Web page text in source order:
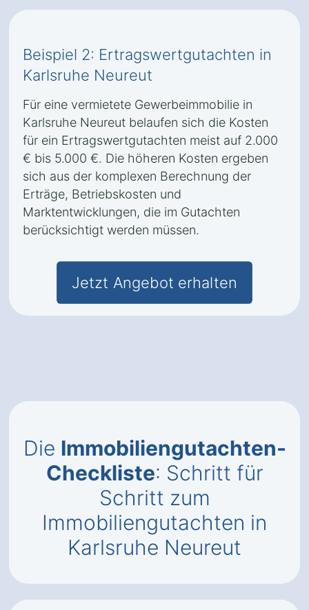
Beispiel 2: Ertragswertgutachten in
Karlsruhe Neureut
Für eine vermietete Gewerbeimmobilie in
Karlsruhe Neureut belaufen sich die Kosten
für ein Ertragswertgutachten meist auf 2.000
€ bis 5.000 €. Die höheren Kosten ergeben
sich aus der komplexen Berechnung der
Erträge, Betriebskosten und
Marktentwicklungen, die im Gutachten
berücksichtigt werden müssen.
Jetzt Angebot erhalten
Die Immobiliengutachten-
Checkliste: Schritt für
Schritt zum
Immobiliengutachten in
Karlsruhe Neureut